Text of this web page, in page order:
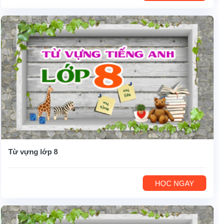
Từ vựng lớp 8
HỌC NGAY